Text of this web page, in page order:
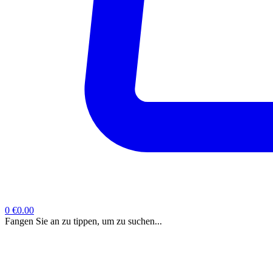
0 €0.00
Fangen Sie an zu tippen, um zu suchen...